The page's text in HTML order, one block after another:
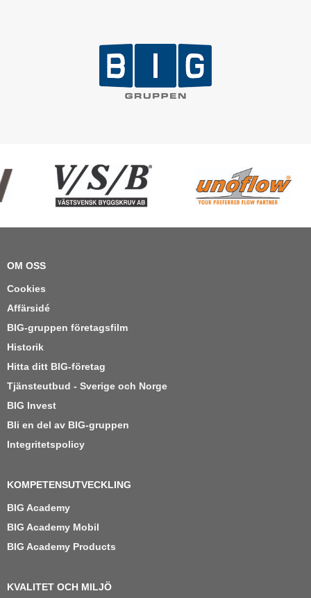
OM OSS
Cookies
Affärsidé
BIG-gruppen företagsfilm
Historik
Hitta ditt BIG-företag
Tjänsteutbud - Sverige och Norge
BIG Invest
Bli en del av BIG-gruppen
Integritetspolicy
KOMPETENSUTVECKLING
BIG Academy
BIG Academy Mobil
BIG Academy Products
KVALITET OCH MILJÖ